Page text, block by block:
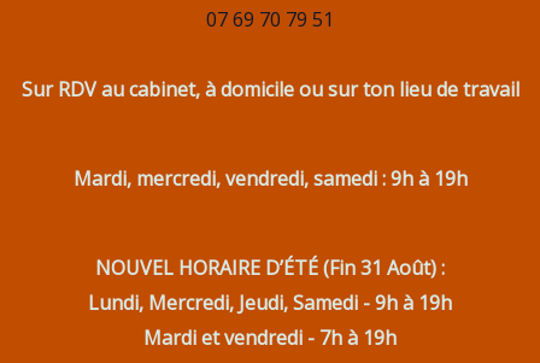
07 69 70 79 51
Sur RDV au cabinet, à domicile ou sur ton lieu de travail
Mardi, mercredi, vendredi, samedi : 9h à 19h
NOUVEL HORAIRE D’ÉTÉ (Fin 31 Août) :
Lundi, Mercredi, Jeudi, Samedi - 9h à 19h
Mardi et vendredi - 7h à 19h